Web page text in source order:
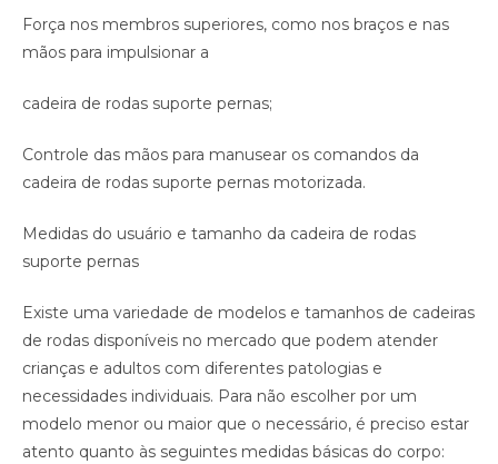
Força nos membros superiores, como nos braços e nas
mãos para impulsionar a
cadeira de rodas suporte pernas;
Controle das mãos para manusear os comandos da
cadeira de rodas suporte pernas motorizada.
Medidas do usuário e tamanho da cadeira de rodas
suporte pernas
Existe uma variedade de modelos e tamanhos de cadeiras
de rodas disponíveis no mercado que podem atender
crianças e adultos com diferentes patologias e
necessidades individuais. Para não escolher por um
modelo menor ou maior que o necessário, é preciso estar
atento quanto às seguintes medidas básicas do corpo: